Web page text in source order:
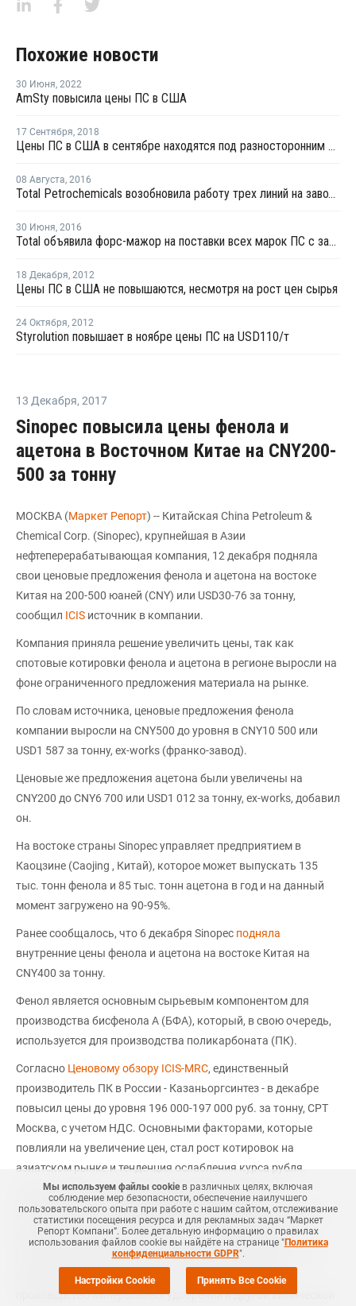
Похожие новости
30 Июня, 2022
AmSty повысила цены ПС в США
17 Сентября, 2018
Цены ПС в США в сентябре находятся под разносторонним давлением
08 Августа, 2016
Total Petrochemicals возобновила работу трех линий на заводе ПС в Луизиане
30 Июня, 2016
Total объявила форс-мажор на поставки всех марок ПС с завода в Луизиане
18 Декабря, 2012
Цены ПС в США не повышаются, несмотря на рост цен сырья
24 Октября, 2012
Styrolution повышает в ноябре цены ПС на USD110/т
13 Декабря, 2017
Sinopec повысила цены фенола и
ацетона в Восточном Китае на CNY200-
500 за тонну
МОСКВА (Маркет Репорт) -- Китайская China Petroleum &
Chemical Corp. (Sinopec), крупнейшая в Азии
нефтеперерабатывающая компания, 12 декабря подняла
свои ценовые предложения фенола и ацетона на востоке
Китая на 200-500 юаней (CNY) или USD30-76 за тонну,
сообщил ICIS источник в компании.
Компания приняла решение увеличить цены, так как
спотовые котировки фенола и ацетона в регионе выросли на
фоне ограниченного предложения материала на рынке.
По словам источника, ценовые предложения фенола
компании выросли на CNY500 до уровня в CNY10 500 или
USD1 587 за тонну, ex-works (франко-завод).
Ценовые же предложения ацетона были увеличены на
CNY200 до CNY6 700 или USD1 012 за тонну, ex-works, добавил
он.
На востоке страны Sinopec управляет предприятием в
Каоцзине (Caojing , Китай), которое может выпускать 135
тыс. тонн фенола и 85 тыс. тонн ацетона в год и на данный
момент загружено на 90-95%.
Ранее сообщалось, что 6 декабря Sinopec подняла
внутренние цены фенола и ацетона на востоке Китая на
CNY400 за тонну.
Фенол является основным сырьевым компонентом для
производства бисфенола А (БФА), который, в свою очередь,
используется для производства поликарбоната (ПК).
Согласно Ценовому обзору ICIS-MRC, единственный
производитель ПК в России - Казаньоргсинтез - в декабре
повысил цены до уровня 196 000-197 000 руб. за тонну, CPT
Москва, с учетом НДС. Основными факторами, которые
повлияли на увеличение цен, стал рост котировок на
азиатском рынке и тенденция ослабления курса рубля.
Sinopec является одной из крупнейших мировых
интегрированных энергетических и химических компаний.
Бизнес Sinopec Corp. включает в себя нефтегазовую
геологоразведку, добычу и транспортировку нефти и газа,
нефтепереработку, нефтехимическое производство,
производство минеральных удобрений и другой химической
Мы используем файлы cookieв различных целях, включая
соблюдение мер безопасности, обеспечение наилучшего
пользовательского опыта при работе с нашим сайтом, отслеживание
статистики посещения ресурса и для рекламных задач “Маркет
Репорт Компани”. Более детальную информацию о правилах
использования файлов cookie вы найдёте на странице "Политика
конфиденциальности GDPR".
Настройки Cookie Принять Все Cookie